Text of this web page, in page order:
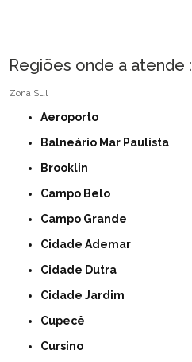
Regiões onde a atende :
Zona Sul
Aeroporto
Balneário Mar Paulista
Brooklin
Campo Belo
Campo Grande
Cidade Ademar
Cidade Dutra
Cidade Jardim
Cupecê
Cursino